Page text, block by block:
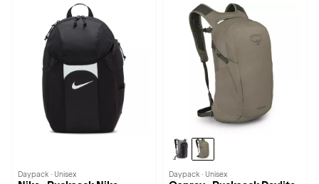
Daypack · Unisex Daypack · Unisex